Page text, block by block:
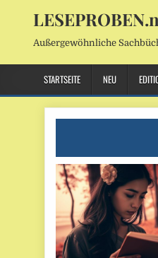
Außergewöhnliche
STARTSEITE NEU